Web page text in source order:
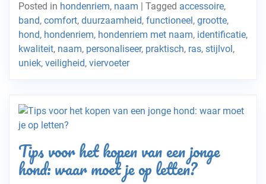
Posted in hondenriem, naam | Tagged accessoire,
band, comfort, duurzaamheid, functioneel, grootte,
hond, hondenriem, hondenriem met naam, identificatie,
kwaliteit, naam, personaliseer, praktisch, ras, stijlvol,
uniek, veiligheid, viervoeter
Tips voor het kopen van een jonge
hond: waar moet je op letten?